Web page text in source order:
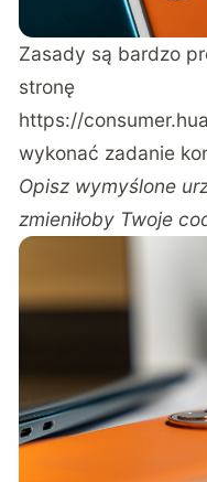
Zasady są bardzo
stronę
https://
wykonać zadanie
Opisz wymyślone
zmieniłoby Twoje